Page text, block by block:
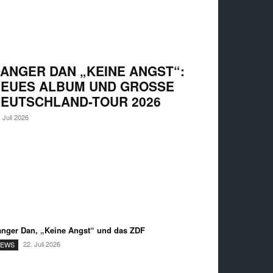
DAN „KEINE ANGST“:
ALBUM UND GROSSE D
TOUR 2026
Juli 2026
Dan, „Keine Angst“ und das ZDF
22. Juli 2026